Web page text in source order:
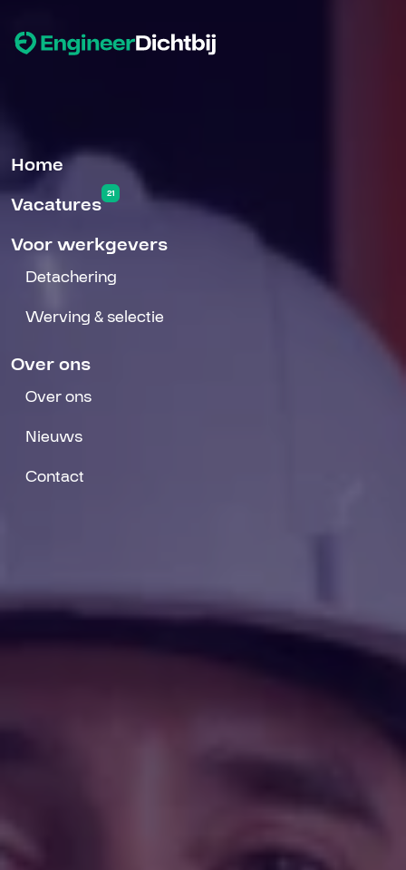
Home
Vacatures 21
Voor werkgevers
Detachering
Werving & selectie
Over ons
Over ons
Nieuws
Contact